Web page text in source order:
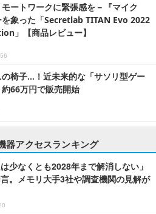
ートワークに緊張感を－『マイク
を象った「Secretlab TITAN Evo 2022
」【商品レビュー】
の椅子…！近未来的な「サソリ型ゲー
66万円で販売開始
器アクセスランキング
は少なくとも2028年まで解消しない」
。メモリ大手3社や調査機関の見解が